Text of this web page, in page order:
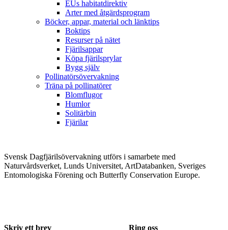
EUs habitatdirektiv
Arter med åtgärdsprogram
Böcker, appar, material och länktips
Boktips
Resurser på nätet
Fjärilsappar
Köpa fjärilsprylar
Bygg själv
Pollinatörsövervakning
Träna på pollinatörer
Blomflugor
Humlor
Solitärbin
Fjärilar
Svensk Dagfjärilsövervakning utförs i samarbete med
Naturvårdsverket, Lunds Universitet, ArtDatabanken, Sveriges
Entomologiska Förening och Butterfly Conservation Europe.
Skriv ett brev Ring oss